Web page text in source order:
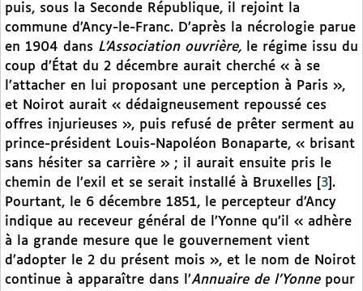
puis, sous la Seconde République, il rejoint la
commune d’Ancy-le-Franc. D’après la nécrologie parue
en 1904 dans L’Association ouvrière,
le régime issu du
coup d’État du 2 décembre aurait cherché « à se
l’attacher en lui proposant une perception à Paris »,
et Noirot aurait « dédaigneusement repoussé ces
offres injurieuses », puis refusé de prêter serment au
prince-président Louis-Napoléon Bonaparte, « brisant
sans hésiter sa carrière » ; il aurait ensuite pris le
chemin de l’exil et se serait installé à Bruxelles
3 .
Pourtant, le 6 décembre 1851, le percepteur d’Ancy
indique au receveur général de l’Yonne qu’il « adhère
à la grande mesure que le gouvernement vient
d’adopter le 2 du présent mois », et le nom de Noirot
continue à apparaître dans l’Annuaire de l’Yonne pour